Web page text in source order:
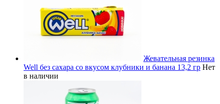
Жевательная резинка
Well без сахара со вкусом клубники и банана 13,2 гр Нет
в наличии